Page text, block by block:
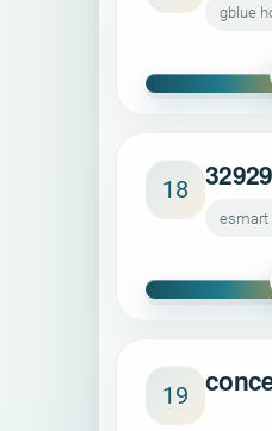
gblue
18
esmart
19